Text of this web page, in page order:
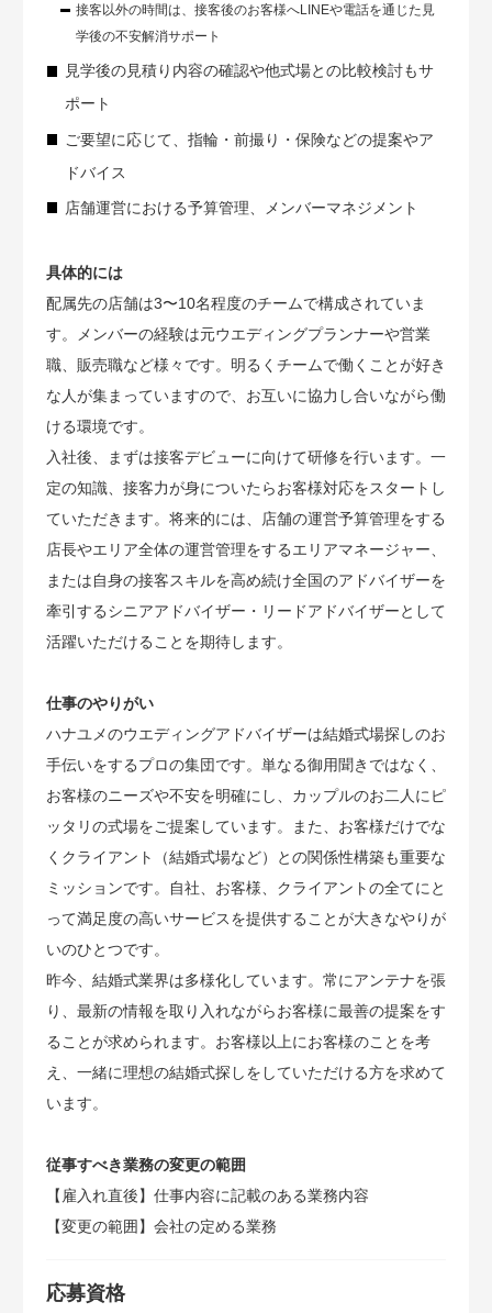
接客以外の時間は、接客後のお客様へLINEや電話を通じた見
学後の不安解消サポート
見学後の見積り内容の確認や他式場との比較検討もサ
ポート
ご要望に応じて、指輪・前撮り・保険などの提案やア
ドバイス
店舗運営における予算管理、メンバーマネジメント
具体的には
配属先の店舗は3〜10名程度のチームで構成されていま
す。メンバーの経験は元ウエディングプランナーや営業
職、販売職など様々です。明るくチームで働くことが好き
な人が集まっていますので、お互いに協力し合いながら働
ける環境です。
入社後、まずは接客デビューに向けて研修を行います。一
定の知識、接客力が身についたらお客様対応をスタートし
ていただきます。将来的には、店舗の運営予算管理をする
店長やエリア全体の運営管理をするエリアマネージャー、
または自身の接客スキルを高め続け全国のアドバイザーを
牽引するシニアアドバイザー・リードアドバイザーとして
活躍いただけることを期待します。
仕事のやりがい
ハナユメのウエディングアドバイザーは結婚式場探しのお
手伝いをするプロの集団です。単なる御用聞きではなく、
お客様のニーズや不安を明確にし、カップルのお二人にピ
ッタリの式場をご提案しています。また、お客様だけでな
くクライアント（結婚式場など）との関係性構築も重要な
ミッションです。自社、お客様、クライアントの全てにと
って満足度の高いサービスを提供することが大きなやりが
いのひとつです。
昨今、結婚式業界は多様化しています。常にアンテナを張
り、最新の情報を取り入れながらお客様に最善の提案をす
ることが求められます。お客様以上にお客様のことを考
え、一緒に理想の結婚式探しをしていただける方を求めて
います。
従事すべき業務の変更の範囲
【雇入れ直後】仕事内容に記載のある業務内容
【変更の範囲】会社の定める業務
応募資格